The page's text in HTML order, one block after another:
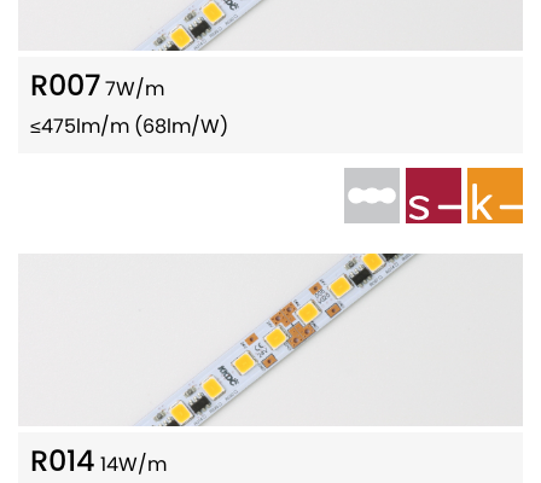
R0077W/m
≤475lm/m (68lm/W)
R014 14W/m